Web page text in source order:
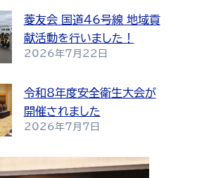
菱友会 国道46号線 地域貢
献活動を行いました！
2026年7月22日
令和8年度安全衛生大会が
開催されました
2026年7月7日